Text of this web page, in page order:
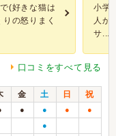
(好きな猫は
の怒りまく
小学
人か
サ...
口コミをすべて見る
金 土 日
祝
● ● ● ●
●